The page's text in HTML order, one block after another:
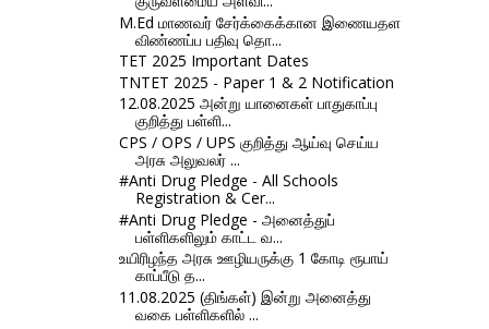
M.Ed மாணவர் சேர்க்கைக்கான இணையதள
விண்ணப்ப பதிவு தொ...
TET 2025 Important Dates
TNTET 2025 - Paper 1 & 2 Notification
12.08.2025 அன்று யானைகள் பாதுகாப்பு
குறித்து பள்ளி...
CPS / OPS / UPS குறித்து ஆய்வு செய்ய
அரசு அலுவலர் ...
#Anti Drug Pledge - All Schools
Registration & Cer...
#Anti Drug Pledge - அனைத்துப்
பள்ளிகளிலும் காட்ட வ...
உயிரிழந்த அரசு ஊழியருக்கு 1 கோடி ரூபாய்
காப்பீடு த...
11.08.2025 (திங்கள்) இன்று அனைத்து
வகை பள்ளிகளில் ...